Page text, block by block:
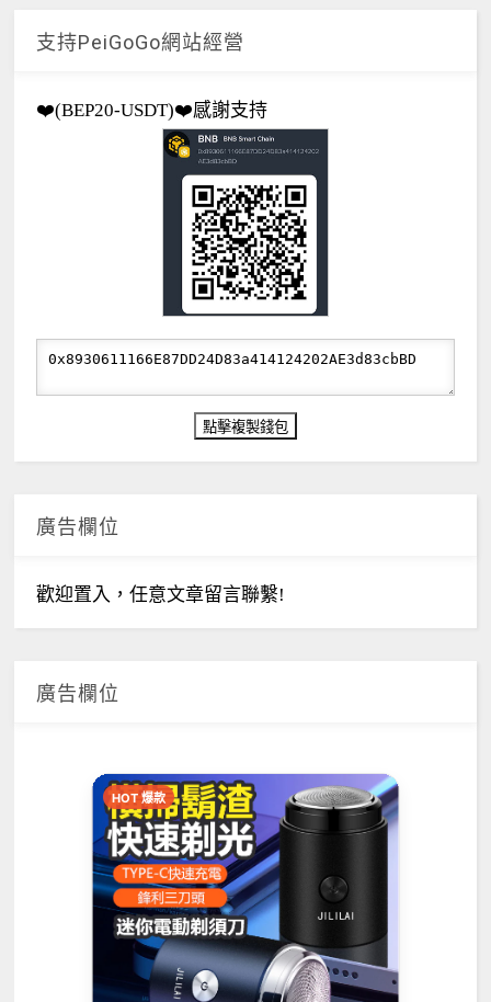
支持PeiGoGo網站經營
❤️(BEP20-USDT)❤️感謝支持
廣告欄位
歡迎置入，任意文章留言聯繫!
廣告欄位
HOT 爆款